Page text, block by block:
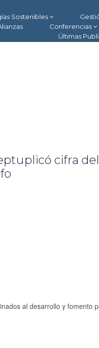
Sostenibles
Conferencias
Últimas
cifra del
al desarrollo y fomento